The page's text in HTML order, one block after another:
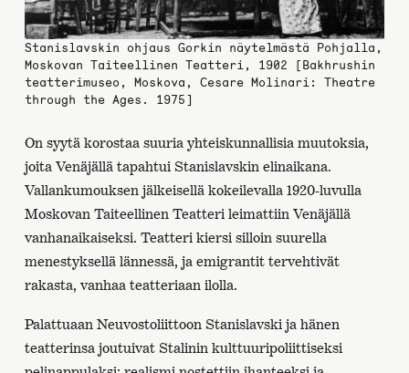
Stanislavskin ohjaus Gorkin näytelmästä Pohjalla,
Moskovan Taiteellinen Teatteri, 1902 [Bakhrushin
teatterimuseo, Moskova, Cesare Molinari: Theatre
through the Ages. 1975]
On syytä korostaa suuria yhteiskunnallisia muutoksia,
joita Venäjällä tapahtui Stanislavskin elinaikana.
Vallankumouksen jälkeisellä kokeilevalla 1920-luvulla
Moskovan Taiteellinen Teatteri leimattiin Venäjällä
vanhanaikaiseksi. Teatteri kiersi silloin suurella
menestyksellä lännessä, ja emigrantit tervehtivät
rakasta, vanhaa teatteriaan ilolla.
Palattuaan Neuvostoliittoon Stanislavski ja hänen
teatterinsa joutuivat Stalinin kulttuuripoliittiseksi